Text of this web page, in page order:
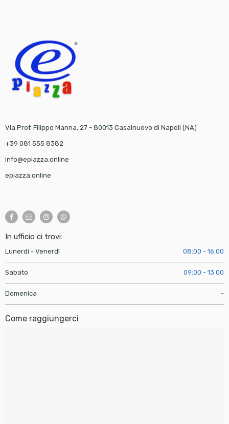
Via Prof. Filippo Manna, 27 - 80013 Casalnuovo di Napoli (NA)
+39 081 555 8382
info@epiazza.online
epiazza.online
In ufficio ci trovi:
Lunerdì - Venerdì 08:00 - 16:00
Sabato 09:00 - 13:00
Domenica -
Come raggiungerci